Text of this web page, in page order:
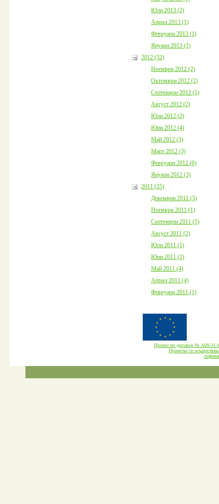
Юли 2013 (2)
Април 2013 (1)
Февруари 2013 (1)
Януари 2013 (1)
2012 (32)
Ноември 2012 (2)
Октомври 2012 (2)
Септември 2012 (5)
Август 2012 (2)
Юли 2012 (2)
Юни 2012 (4)
Май 2012 (3)
Март 2012 (3)
Февруари 2012 (6)
Януари 2012 (3)
2011 (25)
Декември 2011 (5)
Ноември 2011 (1)
Септември 2011 (5)
Август 2011 (2)
Юли 2011 (1)
Юни 2011 (2)
Май 2011 (4)
Април 2011 (4)
Февруари 2011 (1)
Проект по договор № А09-
Проектът се